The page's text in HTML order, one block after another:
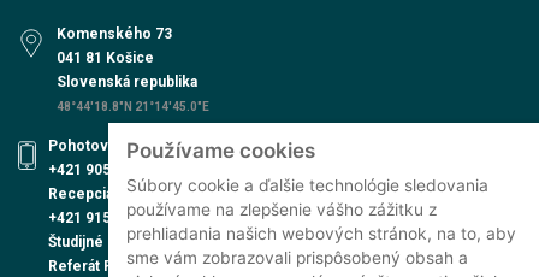
Používame cookies
Súbory cookie a ďalšie technológie sledovania
používame na zlepšenie vášho zážitku z
prehliadania našich webových stránok, na to, aby
sme vám zobrazovali prispôsobený obsah a
Komenského 73
041 81 Košice
Slovenská republika
48°44'18.8"N 21°14'45.0"E
Pohotovosť UVN
+421 905 579 559
Recepcia UVN
+421 915 991 474
Študijné oddelenie
Referát PhD. štúdia